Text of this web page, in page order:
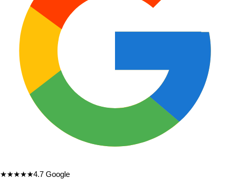
★★★★★4.7 Google